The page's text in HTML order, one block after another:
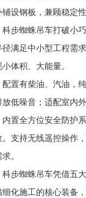
铺设钢板，兼顾稳定
科步蜘蛛吊车打破小
径满足中小型工程需
小体积、大能量。
配置有柴油、汽油，
放低噪音；适配室内
内置全方位安全防护
。支持无线遥控操作
。
科步蜘蛛吊车凭借五
细化施工的核心装备